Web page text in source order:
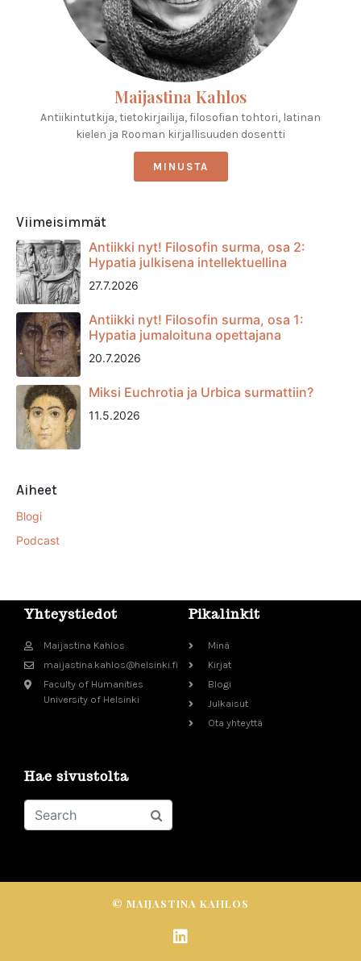
Maijastina Kahlos
Antiikintutkija, tietokirjailija, filosofian tohtori, latinan
kielen ja Rooman kirjallisuuden dosentti
MINUSTA
Viimeisimmät
Antiikki nyt! Filosofin surma, osa 2:
Hypatia julkisena intellektuellina
27.7.2026
Antiikki nyt! Filosofin surma, osa 1:
Hypatia jumaloituna opettajana
20.7.2026
Miksi Euchrotia ja Urbica surmattiin?
11.5.2026
Aiheet
Blogi
Podcast
Yhteystiedot
Maijastina Kahlos
maijastina.kahlos@helsinki.fi
Faculty of Humanities
University of Helsinki
Pikalinkit
Minä
Kirjat
Blogi
Julkaisut
Ota yhteyttä
Hae sivustolta
© MAIJASTINA KAHLOS